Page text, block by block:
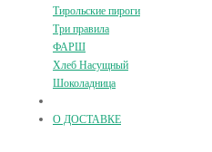
Тирольские пироги
Три правила
ФАРШ
Хлеб Насущный
Шоколадница
О ДОСТАВКЕ